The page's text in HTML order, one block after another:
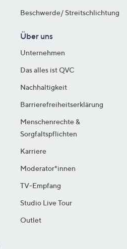
Beschwerde/ Streitschlichtung
Über uns
Unternehmen
Das alles ist QVC
Nachhaltigkeit
Barrierefreiheitserklärung
Menschenrechte &
Sorgfaltspflichten
Karriere
Moderator*innen
TV-Empfang
Studio Live Tour
Outlet